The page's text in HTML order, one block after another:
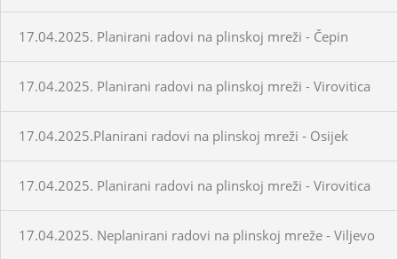
17.04.2025. Planirani radovi na plinskoj mreži - Čepin
17.04.2025. Planirani radovi na plinskoj mreži - Virovitica
17.04.2025.Planirani radovi na plinskoj mreži - Osijek
17.04.2025. Planirani radovi na plinskoj mreži - Virovitica
17.04.2025. Neplanirani radovi na plinskoj mreže - Viljevo